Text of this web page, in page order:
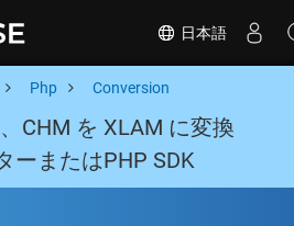
日本語
Php Conversion
CHM を XLAM に変換
ーまたはPHP SDK